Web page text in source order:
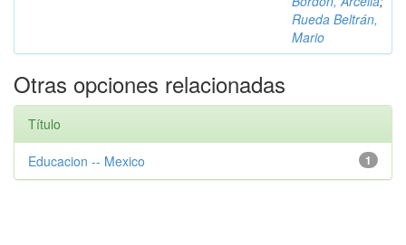
Rueda Beltrán,
Mario
Otras opciones relacionadas
Título
1
Educacion -- Mexico